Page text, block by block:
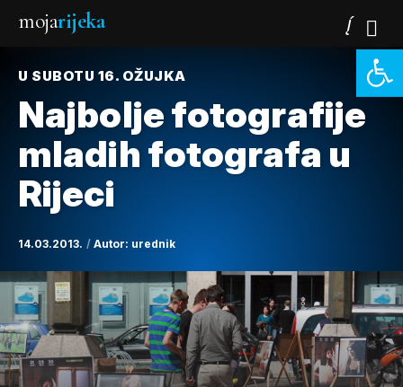
mojarijeka
U SUBOTU 16. OŽUJKA
Najbolje fotografije
mladih fotografa u
Rijeci
14.03.2013. Autor: urednik